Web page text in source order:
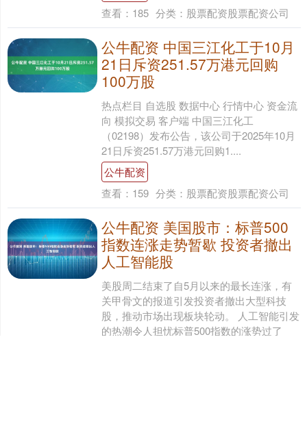
查看： 185 分类： 股票配资股票配资公司
公牛配资 中国三江化工于10月
21日斥资251.57万港元回购
100万股
热点栏目 自选股 数据中心 行情中心 资金流
向 模拟交易 客户端 中国三江化工
（02198）发布公告，该公司于2025年10月
21日斥资251.57万港元回购1....
公牛配资
查看： 159 分类： 股票配资股票配资公司
公牛配资 美国股市：标普500
指数连涨走势暂歇 投资者撤出
人工智能股
美股周二结束了自5月以来的最长连涨，有
关甲骨文的报道引发投资者撤出大型科技
股，推动市场出现板块轮动。 人工智能引发
的热潮令人担忧标普500指数的涨势过了